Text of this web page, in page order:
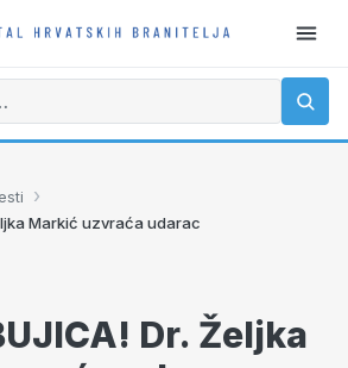
›
Markić uzvraća udarac
Dr. Željka